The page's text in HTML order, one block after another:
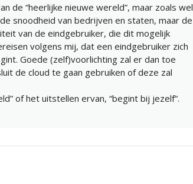
de “heerlijke nieuwe wereld”, maar zoals wel
snoodheid van bedrijven en staten, maar de
van de eindgebruiker, die dit mogelijk
volgens mij, dat een eindgebruiker zich
Goede (zelf)voorlichting zal er dan toe
de cloud te gaan gebruiken of deze zal
of het uitstellen ervan, “begint bij jezelf”.